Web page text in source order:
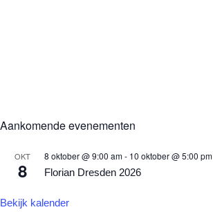
Aankomende evenementen
OKT
8
8 oktober @ 9:00 am- 10 oktober @ 5:00 pm
Florian Dresden 2026
Bekijk kalender